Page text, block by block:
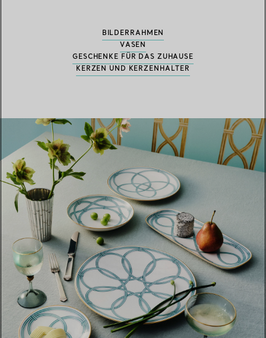
BILDERRAHMEN
VASEN
GESCHENKE FÜR DAS ZUHAUSE
KERZEN UND KERZENHALTER